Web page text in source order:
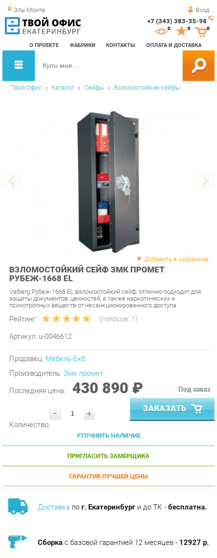
Эль-Монте Вход
+7 (343) 383-35-98
О ПРОЕКТЕ ФАБРИКИ КОНТАКТЫ ОПЛАТА И ДОСТАВКА
0 0
Твой Офис Каталог Сейфы Взломостойкие сейфы
ВЗЛОМОСТОЙКИЙ СЕЙФ ЗМК ПРОМЕТ
РУБЕЖ-1668 EL
Valberg Рубеж-1668 EL взломостойкий сейф, отлично подходит для
психотропных веществ от несанкционированного доступа
Рейтинг: (голосов:1)
Артикул: u-0046612
Производитель:Змк промет
Последняя цена: 430 890 ₽
- ЗАКАЗАТЬ
УТОЧНИТЬ НАЛИЧИЕ
ПРИГЛАСИТЬ ЗАМЕРЩИКА
ГАРАНТИЯ ЛУЧШЕЙ ЦЕНЫ
Доставкапог. Екатеринбурги до ТК -бесплатна.